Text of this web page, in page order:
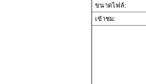
ขนาดไฟล์:
เข้าชม: